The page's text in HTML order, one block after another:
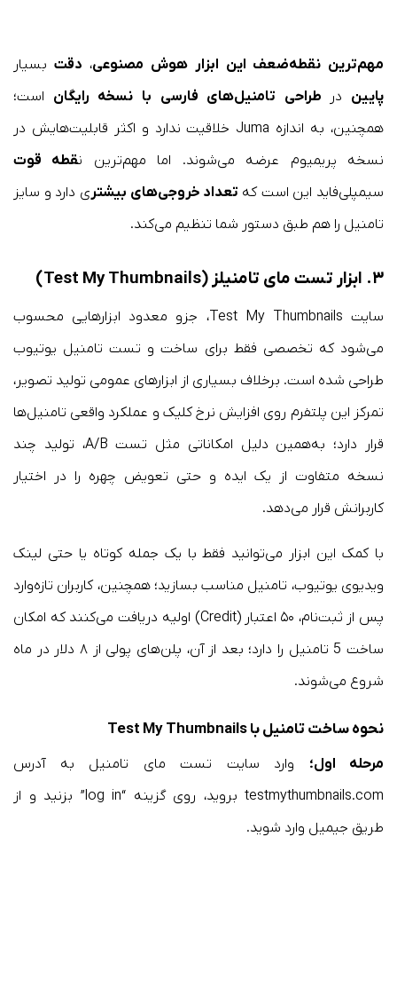
مهم‌ترین نقطه‌ضعف این ابزار هوش مصنوعی، دقت بسیار
پایین در طراحی تامنیل‌های فارسی با نسخه رایگان است؛
همچنین، به اندازه Juma خلاقیت ندارد و اکثر قابلیت‌هایش در
نسخه پریمیوم عرضه می‌شوند. اما مهم‌ترین نقطه قوت
سیمپلی‌فاید این است که تعداد خروجی‌های بیشتری دارد و سایز
تامنیل را هم طبق دستور شما تنظیم می‌کند.
۳. ابزار تست مای تامنیلز (Test My Thumbnails)
سایت Test My Thumbnails، جزو معدود ابزارهایی محسوب
می‌شود که تخصصی فقط برای ساخت و تست تامنیل یوتیوب
طراحی شده است. برخلاف بسیاری از ابزارهای عمومی تولید تصویر،
تمرکز این پلتفرم روی افزایش نرخ کلیک و عملکرد واقعی تامنیل‌ها
قرار دارد؛ به‌همین دلیل امکاناتی مثل تست A/B، تولید چند
نسخه متفاوت از یک ایده و حتی تعویض چهره را در اختیار
کاربرانش قرار می‌دهد.
با کمک این ابزار می‌توانید فقط با یک جمله کوتاه یا حتی لینک
ویدیوی یوتیوب، تامنیل مناسب بسازید؛ همچنین، کاربران تازه‌وارد
پس از ثبت‌نام، ۵۰ اعتبار (Credit) اولیه دریافت می‌کنند که امکان
ساخت 5 تامنیل را دارد؛ بعد از آن، پلن‌های پولی از ۸ دلار در ماه
شروع می‌شوند.
نحوه ساخت تامنیل با Test My Thumbnails
مرحله اول؛ وارد سایت تست مای تامنیل به آدرس
testmythumbnails.com بروید، روی گزینه “log in” بزنید و از
طریق جیمیل وارد شوید.